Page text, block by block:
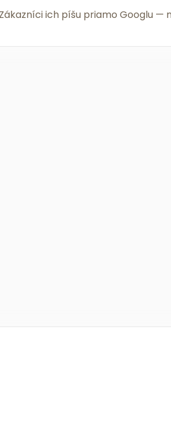
ich píšu priamo Googlu